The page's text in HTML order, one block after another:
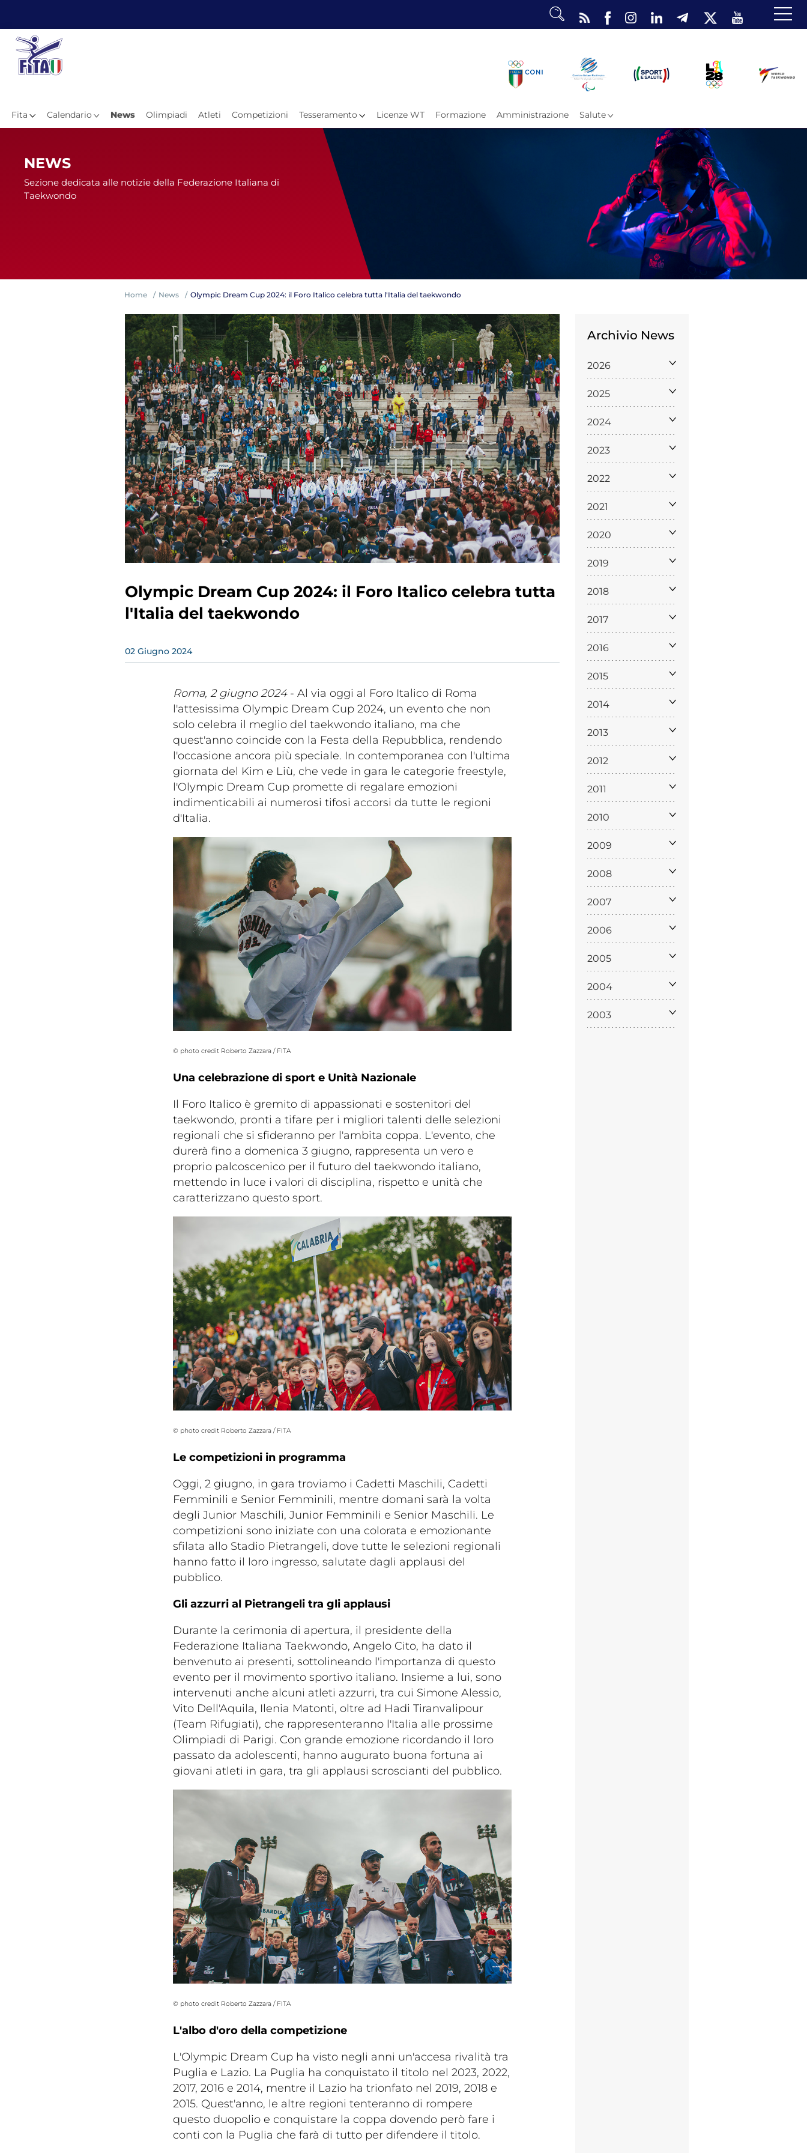
Home
Calendario
Atleti Poomsae e Freestyle
Atleti Parataekwondo
Competizioni
Tesseramento
Affiliazioni e Tesseramenti
Area Riservata
Licenze
WT
Formazione Amministrazione
Salute
Antidoping
Certificati e Assicurazione
Olympic
Links
Mappa del
Photogallery Videogallery
Cerca Feed
Dove siamo
Società
Palestre
Tesserati
Trasparente
Fita HUB
Fita Calendario News Olimpiadi Atleti Competizioni Tesseramento Licenze WT Formazione Amministrazione Salute
NEWS
Sezione dedicata alle notizie della Federazione Italiana di
Taekwondo
Home News Olympic Dream Cup 2024: il Foro Italico celebra tutta l'Italia del taekwondo
Olympic Dream Cup 2024: il Foro Italico celebra tutta
l'Italia del taekwondo
02 Giugno 2024
Roma, 2 giugno 2024- Al via oggi al Foro Italico di Roma
l'attesissima Olympic Dream Cup 2024, un evento che non
solo celebra il meglio del taekwondo italiano, ma che
quest'anno coincide con la Festa della Repubblica, rendendo
l'occasione ancora più speciale. In contemporanea con l'ultima
giornata del Kim e Liù, che vede in gara le categorie freestyle,
l'Olympic Dream Cup promette di regalare emozioni
indimenticabili ai numerosi tifosi accorsi da tutte le regioni
d'Italia.
© photo credit Roberto Zazzara / FITA
Una celebrazione di sport e Unità Nazionale
Il Foro Italico è gremito di appassionati e sostenitori del
taekwondo, pronti a tifare per i migliori talenti delle selezioni
regionali che si sfideranno per l'ambita coppa. L'evento, che
durerà fino a domenica 3 giugno, rappresenta un vero e
proprio palcoscenico per il futuro del taekwondo italiano,
mettendo in luce i valori di disciplina, rispetto e unità che
caratterizzano questo sport.
© photo credit Roberto Zazzara / FITA
Le competizioni in programma
Oggi, 2 giugno, in gara troviamo i Cadetti Maschili, Cadetti
Femminili e Senior Femminili, mentre domani sarà la volta
degli Junior Maschili, Junior Femminili e Senior Maschili. Le
competizioni sono iniziate con una colorata e emozionante
sfilata allo Stadio Pietrangeli, dove tutte le selezioni regionali
hanno fatto il loro ingresso, salutate dagli applausi del
pubblico.
Gli azzurri al Pietrangeli tra gli applausi
Durante la cerimonia di apertura, il presidente della
Federazione Italiana Taekwondo, Angelo Cito, ha dato il
benvenuto ai presenti, sottolineando l'importanza di questo
evento per il movimento sportivo italiano. Insieme a lui, sono
intervenuti anche alcuni atleti azzurri, tra cui Simone Alessio,
Vito Dell'Aquila, Ilenia Matonti, oltre ad Hadi Tiranvalipour
(Team Rifugiati), che rappresenteranno l'Italia alle prossime
Olimpiadi di Parigi. Con grande emozione ricordando il loro
passato da adolescenti, hanno augurato buona fortuna ai
giovani atleti in gara, tra gli applausi scroscianti del pubblico.
© photo credit Roberto Zazzara / FITA
L'albo d'oro della competizione
L'Olympic Dream Cup ha visto negli anni un'accesa rivalità tra
Puglia e Lazio. La Puglia ha conquistato il titolo nel 2023, 2022,
2017, 2016 e 2014, mentre il Lazio ha trionfato nel 2019, 2018 e
2015. Quest'anno, le altre regioni tenteranno di rompere
questo duopolio e conquistare la coppa dovendo però fare i
conti con la Puglia che farà di tutto per difendere il titolo.
Archivio News
2026
2025
2024
2023
2022
2021
2020
2019
2018
2017
2016
2015
2014
2013
2012
2011
2010
2009
2008
2007
2006
2005
2004
2003